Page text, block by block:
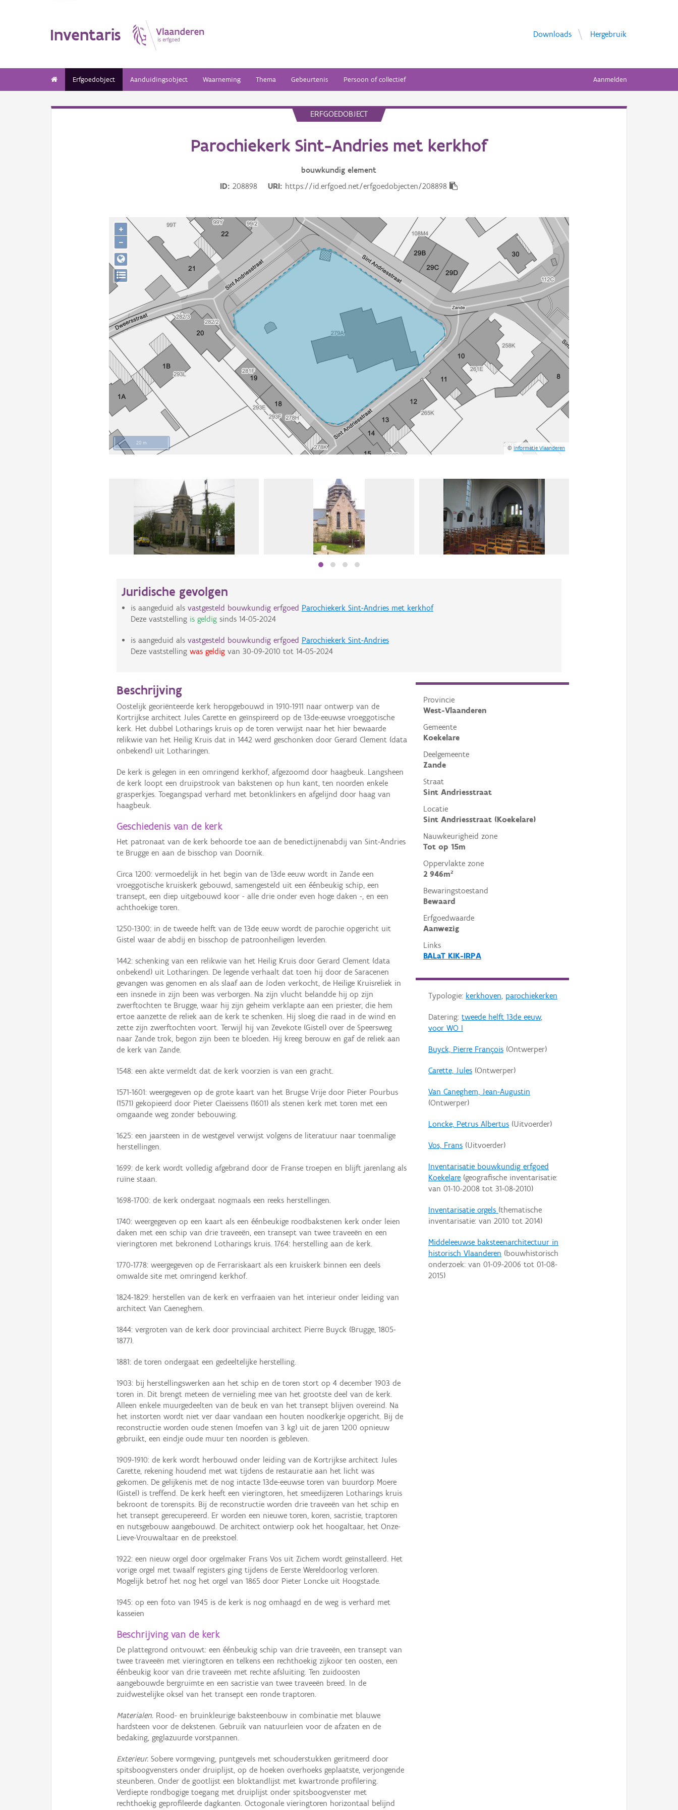
Inventaris Downloads Hergebruik
Erfgoedobject Aanduidingsobject Waarneming Thema Gebeurtenis Persoon of collectief Aanmelden
ERFGOEDOBJECT
Parochiekerk Sint-Andries met kerkhof
bouwkundig element
ID
208898 URI https://id.erfgoed.net/erfgoedobjecten/208898
20 m
© Informatie Vlaanderen
+
−
Juridische gevolgen
is aangeduid als vastgesteld bouwkundig erfgoed Parochiekerk Sint-Andries met kerkhof
Deze vaststelling is geldigsinds 14-05-2024
is aangeduid als vastgesteld bouwkundig erfgoed Parochiekerk Sint-Andries
Deze vaststelling was geldigvan 30-09-2010 tot 14-05-2024
Provincie
West-Vlaanderen
Gemeente
Koekelare
Deelgemeente
Zande
Straat
Sint Andriesstraat
Locatie
Sint Andriesstraat (Koekelare)
Nauwkeurigheid zone
Tot op 15m
Oppervlakte zone
2 946m²
Bewaringstoestand
Bewaard
Erfgoedwaarde
Aanwezig
Links
BALaT KIK-IRPA
Typologie: kerkhoven, parochiekerken
Datering: tweede helft 13de eeuw,
voor WO I
Buyck, Pierre François(Ontwerper)
Carette, Jules(Ontwerper)
Van Caneghem, Jean-Augustin
(Ontwerper)
Loncke, Petrus Albertus(Uitvoerder)
Vos, Frans(Uitvoerder)
Inventarisatie bouwkundig erfgoed
Koekelare(geografische inventarisatie:
van 01-10-2008tot 31-08-2010)
Inventarisatie orgels (thematische
inventarisatie: van 2010 tot 2014)
Middeleeuwse baksteenarchitectuur in
historisch Vlaanderen (bouwhistorisch
onderzoek: van 01-09-2006 tot 01-08-
2015)
Beschrijving
Oostelijk georiënteerde kerk heropgebouwd in 1910-1911 naar ontwerp van de
Kortrijkse architect Jules Carette en geïnspireerd op de 13de-eeuwse vroeggotische
kerk. Het dubbel Lotharings kruis op de toren verwijst naar het hier bewaarde
relikwie van het Heilig Kruis dat in 1442 werd geschonken door Gerard Clement (data
onbekend) uit Lotharingen.
De kerk is gelegen in een omringend kerkhof, afgezoomd door haagbeuk. Langsheen
de kerk loopt een druipstrook van bakstenen op hun kant, ten noorden enkele
grasperkjes. Toegangspad verhard met betonklinkers en afgelijnd door haag van
haagbeuk.
Geschiedenis van de kerk
Het patronaat van de kerk behoorde toe aan de benedictijnenabdij van Sint-Andries
te Brugge en aan de bisschop van Doornik.
Circa 1200: vermoedelijk in het begin van de 13de eeuw wordt in Zande een
vroeggotische kruiskerk gebouwd, samengesteld uit een éénbeukig schip, een
transept, een diep uitgebouwd koor - alle drie onder even hoge daken -, en een
achthoekige toren.
1250-1300: in de tweede helft van de 13de eeuw wordt de parochie opgericht uit
Gistel waar de abdij en bisschop de patroonheiligen leverden.
1442: schenking van een relikwie van het Heilig Kruis door Gerard Clement (data
onbekend) uit Lotharingen. De legende verhaalt dat toen hij door de Saracenen
gevangen was genomen en als slaaf aan de Joden verkocht, de Heilige Kruisreliek in
een insnede in zijn been was verborgen. Na zijn vlucht belandde hij op zijn
zwerftochten te Brugge, waar hij zijn geheim verklapte aan een priester, die hem
ertoe aanzette de reliek aan de kerk te schenken. Hij sloeg die raad in de wind en
zette zijn zwerftochten voort. Terwijl hij van Zevekote (Gistel) over de Speersweg
naar Zande trok, begon zijn been te bloeden. Hij kreeg berouw en gaf de reliek aan
de kerk van Zande.
1548: een akte vermeldt dat de kerk voorzien is van een gracht.
1571-1601: weergegeven op de grote kaart van het Brugse Vrije door Pieter Pourbus
(1571) gekopieerd door Pieter Claeissens (1601) als stenen kerk met toren met een
omgaande weg zonder bebouwing.
1625: een jaarsteen in de westgevel verwijst volgens de literatuur naar toenmalige
herstellingen.
1699: de kerk wordt volledig afgebrand door de Franse troepen en blijft jarenlang als
ruïne staan.
1698-1700: de kerk ondergaat nogmaals een reeks herstellingen.
1740: weergegeven op een kaart als een éénbeukige roodbakstenen kerk onder leien
daken met een schip van drie traveeën, een transept van twee traveeën en een
vieringtoren met bekronend Lotharings kruis. 1764: herstelling aan de kerk.
1770-1778: weergegeven op de Ferrariskaart als een kruiskerk binnen een deels
omwalde site met omringend kerkhof.
1824-1829: herstellen van de kerk en verfraaien van het interieur onder leiding van
architect Van Caeneghem.
1844: vergroten van de kerk door provinciaal architect Pierre Buyck (Brugge, 1805-
1877).
1881: de toren ondergaat een gedeeltelijke herstelling.
1903: bij herstellingswerken aan het schip en de toren stort op 4 december 1903 de
toren in. Dit brengt meteen de vernieling mee van het grootste deel van de kerk.
Alleen enkele muurgedeelten van de beuk en van het transept blijven overeind. Na
het instorten wordt niet ver daar vandaan een houten noodkerkje opgericht. Bij de
reconstructie worden oude stenen (moefen van 3 kg) uit de jaren 1200 opnieuw
gebruikt, een eindje oude muur ten noorden is gebleven.
1909-1910: de kerk wordt herbouwd onder leiding van de Kortrijkse architect Jules
Carette, rekening houdend met wat tijdens de restauratie aan het licht was
gekomen. De gelijkenis met de nog intacte 13de-eeuwse toren van buurdorp Moere
(Gistel) is treffend. De kerk heeft een vieringtoren, het smeedijzeren Lotharings kruis
bekroont de torenspits. Bij de reconstructie worden drie traveeën van het schip en
het transept gerecupereerd. Er worden een nieuwe toren, koren, sacristie, traptoren
en nutsgebouw aangebouwd. De architect ontwierp ook het hoogaltaar, het Onze-
Lieve-Vrouwaltaar en de preekstoel.
1922: een nieuw orgel door orgelmaker Frans Vos uit Zichem wordt geïnstalleerd. Het
vorige orgel met twaalf registers ging tijdens de Eerste Wereldoorlog verloren.
Mogelijk betrof het nog het orgel van 1865 door Pieter Loncke uit Hoogstade.
1945: op een foto van 1945 is de kerk is nog omhaagd en de weg is verhard met
kasseien
Beschrijving van de kerk
De plattegrond ontvouwt: een éénbeukig schip van drie traveeën, een transept van
twee traveeën met vieringtoren en telkens een rechthoekig zijkoor ten oosten, een
éénbeukig koor van drie traveeën met rechte afsluiting. Ten zuidoosten
aangebouwde bergruimte en een sacristie van twee traveeën breed. In de
zuidwestelijke oksel van het transept een ronde traptoren.
Materialen. Rood- en bruinkleurige baksteenbouw in combinatie met blauwe
hardsteen voor de dekstenen. Gebruik van natuurleien voor de afzaten en de
bedaking, geglazuurde vorstpannen.
Exterieur. Sobere vormgeving, puntgevels met schouderstukken geritmeerd door
spitsboogvensters onder druiplijst, op de hoeken overhoeks geplaatste, verjongende
steunberen. Onder de gootlijst een bloktandlijst met kwartronde profilering.
Verdiepte rondbogige toegang met druiplijst onder spitsboogvenster met
rechthoekig geprofileerde dagkanten. Octogonale vieringtoren horizontaal belijnd